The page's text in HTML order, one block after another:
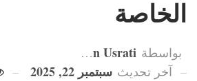
الخاصة
بواسطة Hanan Usrati
آخر تحديث سبتمبر 22, 2025